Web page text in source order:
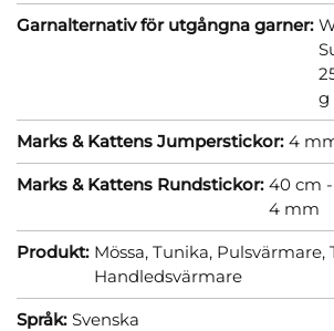
Garnalternativ för utgångna garner:
g
Marks & Kattens Jumperstickor: 4
Marks & Kattens Rundstickor: 40 cm
4 mm
Produkt: Mössa, Tunika, Pulsvärmare,
Handledsvärmare
Språk: Svenska